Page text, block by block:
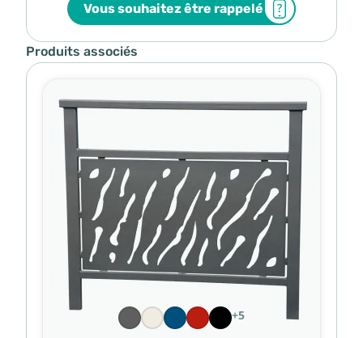
Vous souhaitez être rappelé
Produits associés
+5